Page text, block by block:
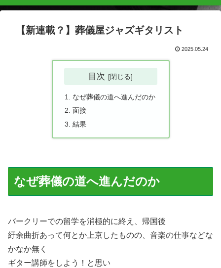
【新連載？】葬儀屋ジャズギタリスト
2025.05.24
目次
なぜ葬儀の道へ進んだのか
面接
結果
なぜ葬儀の道へ進んだのか
バークリーでの留学を消極的に終え、帰国後
紆余曲折あって何とか上京したものの、音楽の仕事などな
かなか無く
ギター講師をしよう！と思い